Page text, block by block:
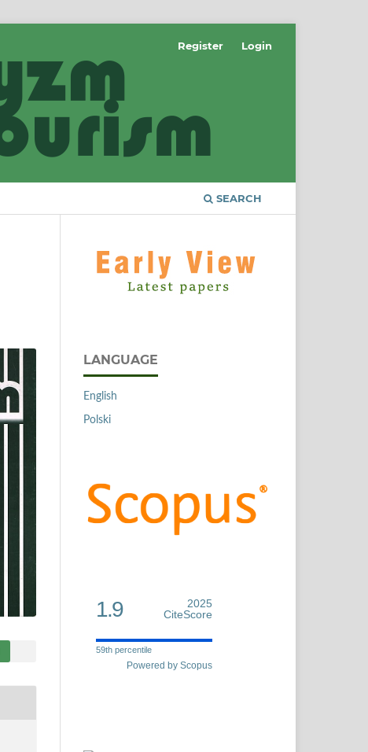
SEARCH
Register Login
LANGUAGE
English
Polski
1.9
2025
CiteScore
59th percentile
Powered by Scopus